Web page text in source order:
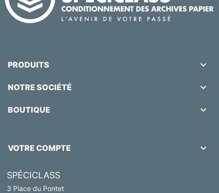
PRODUITS 
NOTRE SOCIÉTÉ 
BOUTIQUE 
VOTRE COMPTE 
SPÉCICLASS
3 Place du Pontet